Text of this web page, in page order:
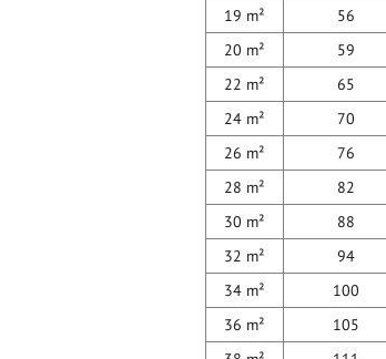
19 m²
56
20 m²
59
22 m²
65
24 m²
70
26 m²
76
28 m²
82
30 m²
88
32 m²
94
34 m²
100
36 m²
105